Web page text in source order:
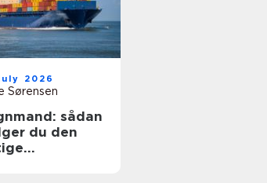
2026
Sørensen
sådan
du den